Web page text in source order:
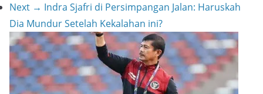
Next → Indra Sjafri di Persimpangan Jalan: Haruskah
Dia Mundur Setelah Kekalahan ini?